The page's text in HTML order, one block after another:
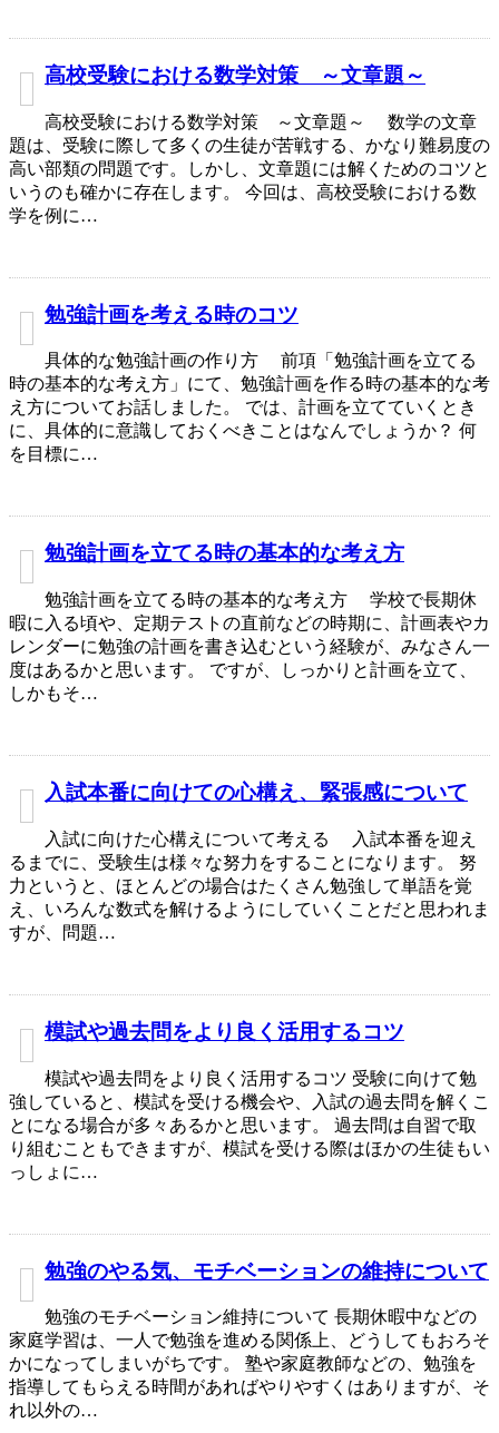
高校受験における数学対策 ～文章題～
高校受験における数学対策 ～文章題～ 数学の文章
題は、受験に際して多くの生徒が苦戦する、かなり難易度の
高い部類の問題です。しかし、文章題には解くためのコツと
いうのも確かに存在します。 今回は、高校受験における数
学を例に…
勉強計画を考える時のコツ
具体的な勉強計画の作り方 前項「勉強計画を立てる
時の基本的な考え方」にて、勉強計画を作る時の基本的な考
え方についてお話しました。 では、計画を立てていくとき
に、具体的に意識しておくべきことはなんでしょうか？ 何
を目標に…
勉強計画を立てる時の基本的な考え方
勉強計画を立てる時の基本的な考え方 学校で長期休
暇に入る頃や、定期テストの直前などの時期に、計画表やカ
レンダーに勉強の計画を書き込むという経験が、みなさん一
度はあるかと思います。 ですが、しっかりと計画を立て、
しかもそ…
入試本番に向けての心構え、緊張感について
入試に向けた心構えについて考える 入試本番を迎え
るまでに、受験生は様々な努力をすることになります。 努
力というと、ほとんどの場合はたくさん勉強して単語を覚
え、いろんな数式を解けるようにしていくことだと思われま
すが、問題…
模試や過去問をより良く活用するコツ
模試や過去問をより良く活用するコツ 受験に向けて勉
強していると、模試を受ける機会や、入試の過去問を解くこ
とになる場合が多々あるかと思います。 過去問は自習で取
り組むこともできますが、模試を受ける際はほかの生徒もい
っしょに…
勉強のやる気、モチベーションの維持について
勉強のモチベーション維持について 長期休暇中などの
家庭学習は、一人で勉強を進める関係上、どうしてもおろそ
かになってしまいがちです。 塾や家庭教師などの、勉強を
指導してもらえる時間があればやりやすくはありますが、そ
れ以外の…